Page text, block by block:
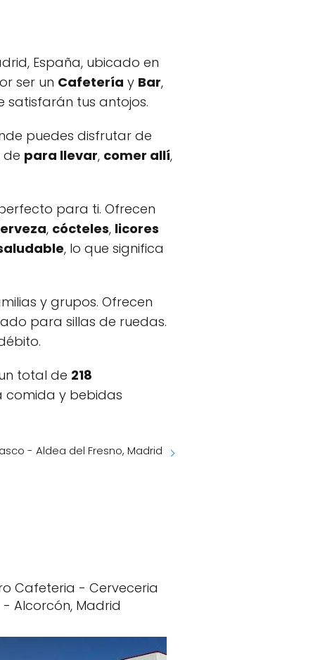
España, ubicado en
ser un Cafetería y Bar,
tus antojos.
puedes disfrutar de
de para llevar, comer allí,
para ti. Ofrecen
, cócteles, licores
, lo que significa
y grupos. Ofrecen
para sillas de ruedas.
total de 218
comida y bebidas
- Aldea del Fresno, Madrid
Cafeteria - Cerveceria
- Alcorcón, Madrid